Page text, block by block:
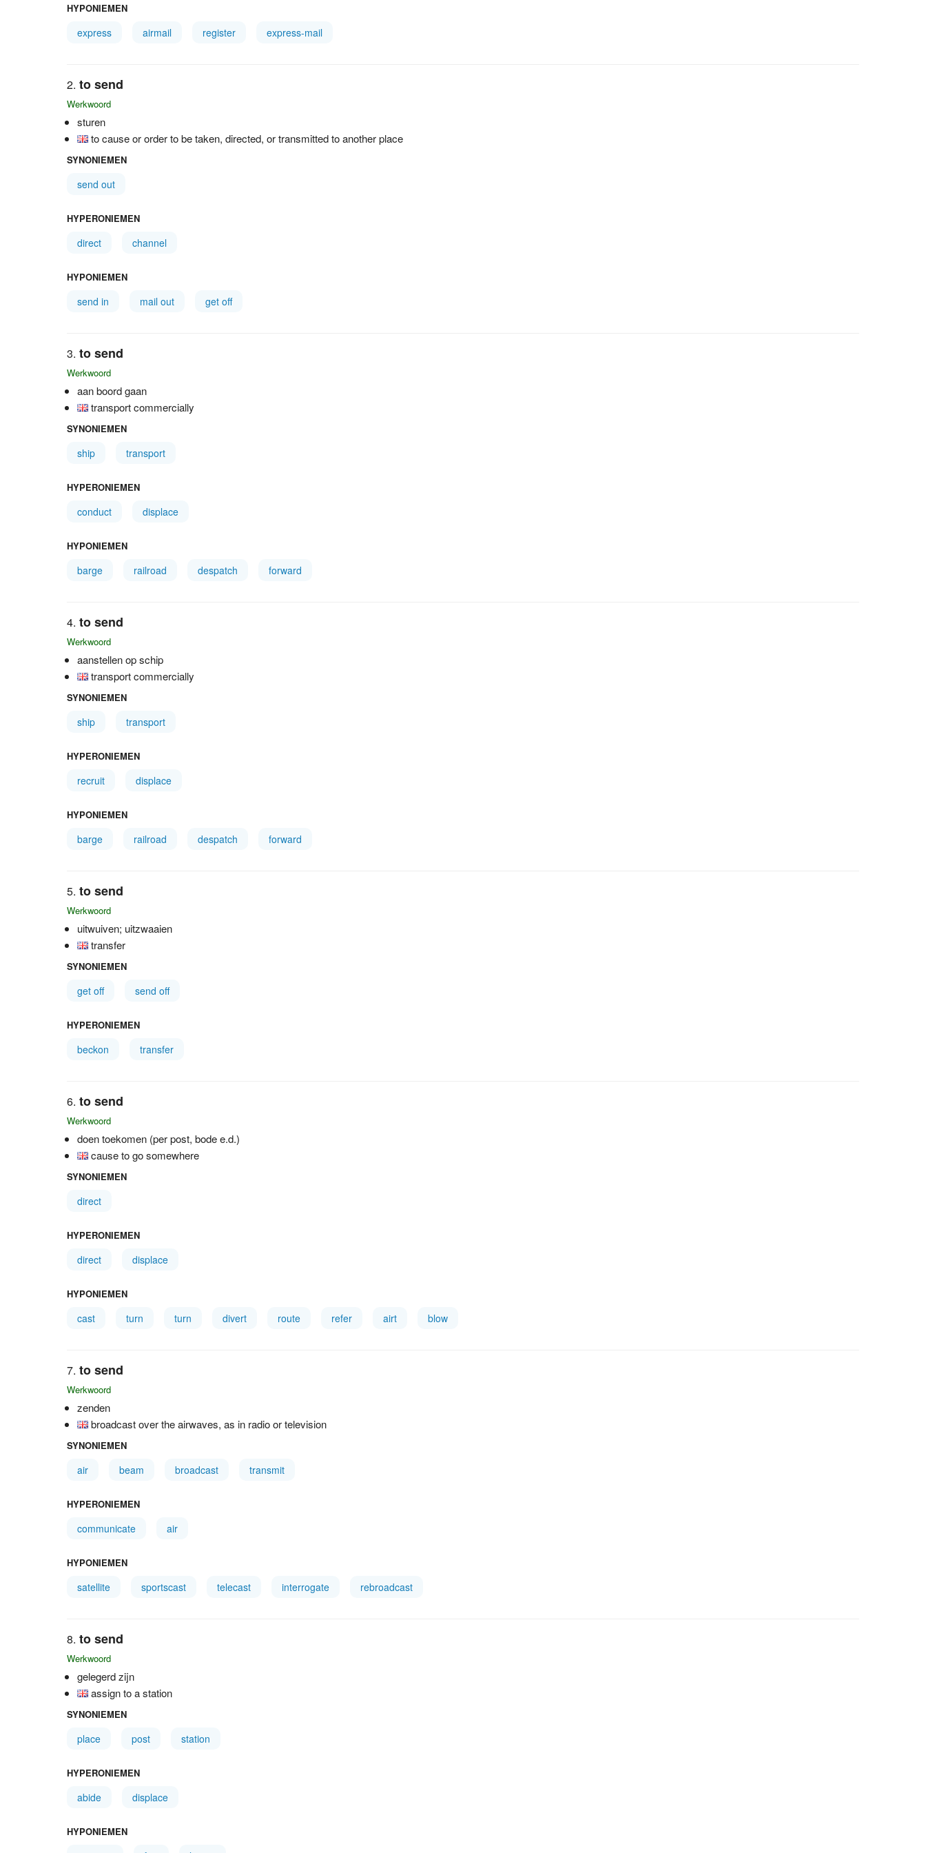
HYPONIEMEN
express airmail register express-mail
to send
Werkwoord
sturen
to cause or order to be taken, directed, or transmitted to another place
SYNONIEMEN
send out
HYPERONIEMEN
direct channel
HYPONIEMEN
send in mail out get off
to send
Werkwoord
aan boord gaan
transport commercially
SYNONIEMEN
ship transport
HYPERONIEMEN
conduct displace
HYPONIEMEN
barge railroad despatch forward
to send
Werkwoord
aanstellen op schip
transport commercially
SYNONIEMEN
ship transport
HYPERONIEMEN
recruit displace
HYPONIEMEN
barge railroad despatch forward
to send
Werkwoord
uitwuiven; uitzwaaien
transfer
SYNONIEMEN
get off send off
HYPERONIEMEN
beckon transfer
to send
Werkwoord
doen toekomen (per post, bode e.d.)
cause to go somewhere
SYNONIEMEN
direct
HYPERONIEMEN
direct displace
HYPONIEMEN
cast turn turn divert route refer airt blow
to send
Werkwoord
zenden
broadcast over the airwaves, as in radio or television
SYNONIEMEN
air beam broadcast transmit
HYPERONIEMEN
communicate air
HYPONIEMEN
satellite sportscast telecast interrogate rebroadcast
to send
Werkwoord
gelegerd zijn
assign to a station
SYNONIEMEN
place post station
HYPERONIEMEN
abide displace
HYPONIEMEN